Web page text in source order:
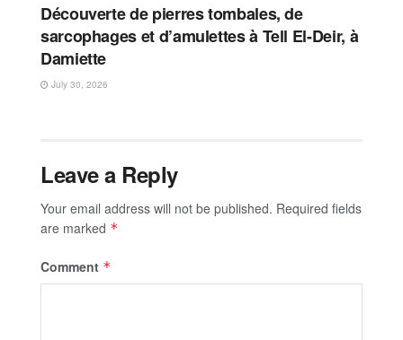
Découverte de pierres tombales, de
sarcophages et d’amulettes à Tell El-Deir, à
Damiette
July 30, 2026
Leave a Reply
Your email address will not be published. Required fields
are marked *
Comment *